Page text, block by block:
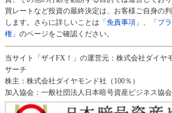
買レートなど投資の最終決定は、お客様ご自身の
します。さらに詳しいことは 「免責事項」
「プ
権」 のページをご確認ください。
当サイト「ザイFX！」の運営元：株式会社ダイヤ
サーチ
株主：株式会社ダイヤモンド社（100％）
加入協会：一般社団法人日本暗号資産ビジネス協会